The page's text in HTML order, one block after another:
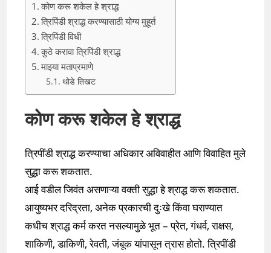
कोण करू शकेल हे श्राद्ध
त्रिपिंडी श्राद्ध करण्यासाठी योग्य मुहूर्त
त्रिपिंडी विधी
कुठे करावा त्रिपिंडी श्राद्ध
माझ्या मताप्रमाणे
थोडे तिखट
कोण करू शकेल हे श्राद्ध
त्रिपींडी श्राद्ध करण्याचा अधिकार अविवाहीत आणि विवाहित मुले
सुद्धा करू शकतात.
आई वडील जिवंत असणाऱ्या वक्ती सुद्धा हे श्राद्ध करू शकतात.
आयुष्यभर दरिद्रता, अनेक प्रकारची दुःखे किंवा घराण्यात
कधीच श्राद्ध कर्म करत नसल्यामुळे भूत – प्रेत, गंधर्व, राक्षस,
शाकिणी, डाकिणी, रेवती, जंबूक यांपासून त्रास होतो. त्रिपींडी